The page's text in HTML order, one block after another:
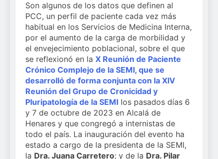
Son algunos de los datos que definen al
PCC, un perfil de paciente cada vez más
habitual en los Servicios de Medicina Interna,
por el aumento de la carga de morbilidad y
el envejecimiento poblacional, sobre el que
se reflexionó en la X Reunión de Paciente
Crónico Complejo de la SEMI, que se
desarrolló de forma conjunta con la XIV
Reunión del Grupo de Cronicidad y
Pluripatología de la SEMI los pasados días 6
y 7 de octubre de 2023 en Alcalá de
Henares y que congregó a internistas de
todo el país. La inauguración del evento ha
estado a cargo de la presidenta de la SEMI,
la Dra. Juana Carretero; y de la Dra. Pilar